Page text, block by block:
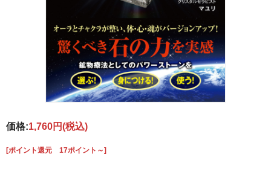
価格:1,760円(税込)
[ポイント還元 17ポイント～]